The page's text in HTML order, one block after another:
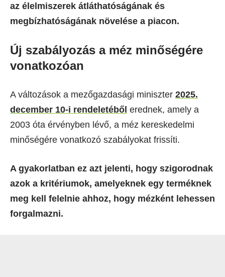
az élelmiszerek átláthatóságának és
megbízhatóságának növelése a piacon.
Új szabályozás a méz minőségére
vonatkozóan
A változások a mezőgazdasági miniszter 2025.
december 10-i rendeletéből erednek, amely a
2003 óta érvényben lévő, a méz kereskedelmi
minőségére vonatkozó szabályokat frissíti.
A gyakorlatban ez azt jelenti, hogy szigorodnak
azok a kritériumok, amelyeknek egy terméknek
meg kell felelnie ahhoz, hogy mézként lehessen
forgalmazni.